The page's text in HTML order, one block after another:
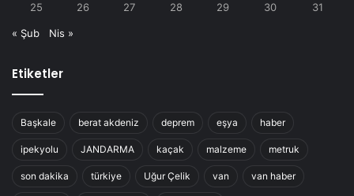
25 26 27 28 29 30 31
« Şub Nis »
Etiketler
Başkale berat akdeniz deprem eşya haber
ipekyolu JANDARMA kaçak malzeme metruk
son dakika türkiye Uğur Çelik van van haber